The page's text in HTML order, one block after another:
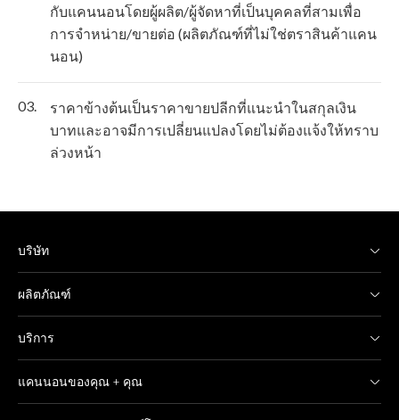
กับแคนนอนโดยผู้ผลิต/ผู้จัดหาที่เป็นบุคคลที่สามเพื่อ
การจำหน่าย/ขายต่อ (ผลิตภัณฑ์ที่ไม่ใช่ตราสินค้าแคน
นอน)
03.
ราคาข้างต้นเป็นราคาขายปลีกที่แนะนำในสกุลเงิน
บาทและอาจมีการเปลี่ยนแปลงโดยไม่ต้องแจ้งให้ทราบ
ล่วงหน้า
บริษัท
ผลิตภัณฑ์
บริการ
แคนนอนของคุณ + คุณ